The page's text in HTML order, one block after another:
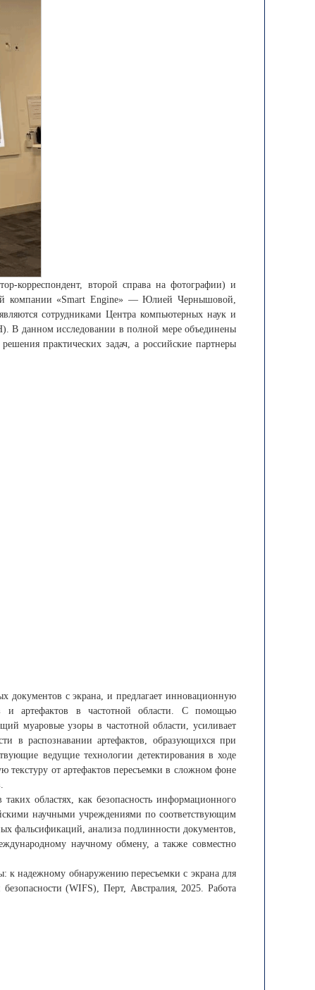
корреспондент, второй справа на фотографии) и
компании «Smart Engine» — Юлией Чернышовой,
сотрудниками Центра компьютерных наук и
В данном исследовании в полной мере объединены
практических задач, а российские партнеры
документов с экрана, и предлагает инновационную
и артефактов в частотной области. С помощью
муаровые узоры в частотной области, усиливает
в распознавании артефактов, образующихся при
ведущие технологии детектирования в ходе
текстуру от артефактов пересъемки в сложном фоне
областях, как безопасность информационного
научными учреждениями по соответствующим
фальсификаций, анализа подлинности документов,
научному обмену, а также совместно
надежному обнаружению пересъемки с экрана для
(WIFS), Перт, Австралия, 2025. Работа